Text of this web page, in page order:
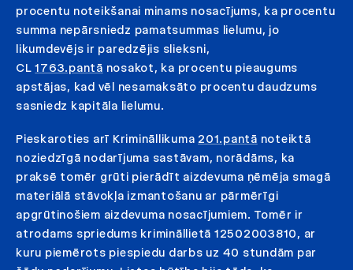
procentu noteikšanai minams nosacījums, ka procentu
summa nepārsniedz pamatsummas lielumu, jo
likumdevējs ir paredzējis slieksni,
CL1763.pantā nosakot, ka procentu pieaugums
apstājas, kad vēl nesamaksāto procentu daudzums
sasniedz kapitāla lielumu.
Pieskaroties arī Krimināllikuma 201.pantā noteiktā
noziedzīgā nodarījuma sastāvam, norādāms, ka
praksē tomēr grūti pierādīt aizdevuma ņēmēja smagā
materiālā stāvokļa izmantošanu ar pārmērīgi
apgrūtinošiem aizdevuma nosacījumiem. Tomēr ir
atrodams spriedums krimināllietā 12502003810, ar
kuru piemērots piespiedu darbs uz 40 stundām par